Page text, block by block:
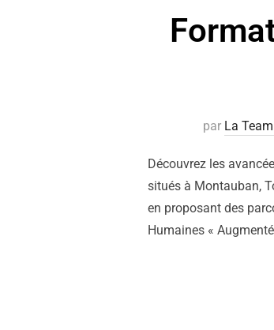
par La
Découvrez les
situés à Montauban,
en proposant des
Humaines «